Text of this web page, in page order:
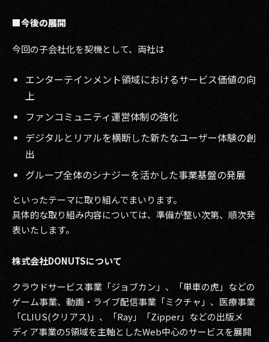
■今後の展開
今回の子会社化を契機として、両社は
エンターテインメント領域におけるサービス価値の向
上
ファンコミュニティ運営体制の強化
デジタルとリアルを横断した新たなユーザー体験の創
出
グループ全体のシナジーを活かした事業基盤の発展
といったテーマに取り組んでまいります。
具体的な取り組み内容については、準備が整い次第、順次発
表いたします。
株式会社DONUTSについて
クラウドサービス事業「ジョブカン」、「単車の虎」などの
ゲーム事業、動画・ライブ配信事業「ミクチャ」、医療事業
「CLIUS(クリアス)」、「Ray」「Zipper」などの出版メ
ディア事業の5領域を主軸としたWeb中心のサービスを展開